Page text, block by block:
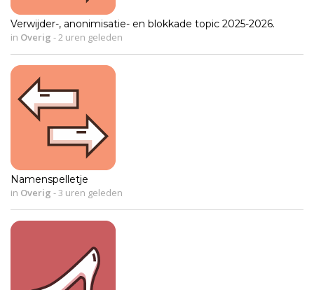
Verwijder-, anonimisatie- en blokkade topic 2025-2026.
in Overig -2 uren geleden
Namenspelletje
in Overig -3 uren geleden